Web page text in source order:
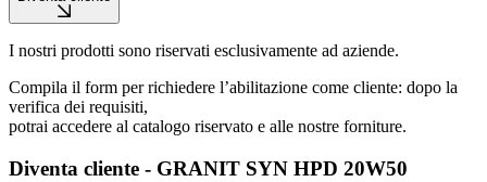
I nostri prodotti sono riservati esclusivamente ad aziende.
Compila il form per richiedere l’abilitazione come cliente: dopo la
verifica dei requisiti,
potrai accedere al catalogo riservato e alle nostre forniture.
Diventa cliente - GRANIT SYN HPD 20W50